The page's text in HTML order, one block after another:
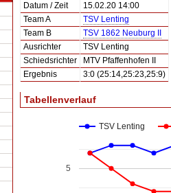
Datum / Zeit
15.02.20 14:00
Team A
TSV Lenting
Team B
TSV 1862 Neuburg II
Ausrichter
TSV Lenting
Schiedsrichter
MTV Pfaffenhofen II
Ergebnis
3:0 (25:14,25:23,25:9)
Tabellenverlauf
TSV Lenting
5